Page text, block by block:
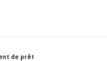
de prêt